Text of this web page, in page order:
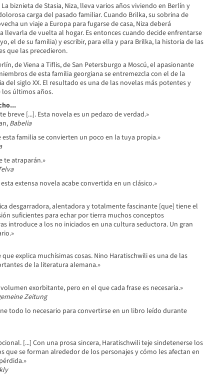
biznieta de Stasia, Niza, lleva varios años viviendo en Berlín y
carga del pasado familiar. Cuando Brilka, su sobrina de
un viaje a Europa para fugarse de casa, Niza deberá
llevarla de vuelta al hogar. Es entonces cuando decide enfrentarse
el de su familia) y escribir, para ella y para Brilka, la historia de las
que las precedieron.
de Viena a Tiflis, de San Petersburgo a Moscú, el apasionante
de esta familia georgiana se entremezcla con el de la
del siglo XX. El resultado es una de las novelas más potentes y
últimos años.
breve [...]. Esta novela es un pedazo de verdad.»
Babelia
esta familia se convierten un poco en la tuya propia.»
te atraparán.»
extensa novela acabe convertida en un clásico.»
desgarradora, alentadora y totalmente fascinante [que] tiene el
suficientes para echar por tierra muchos conceptos
introduce a los no iniciados en una cultura seductora. Un gran
que explica muchísimas cosas. Nino Haratischwili es una de las
de la literatura alemana.»
exorbitante, pero en el que cada frase es necesaria.»
Zeitung
todo lo necesario para convertirse en un libro leído durante
[...] Con una prosa sincera, Haratischwili teje sindetenerse los
que se forman alrededor de los personajes y cómo les afectan en